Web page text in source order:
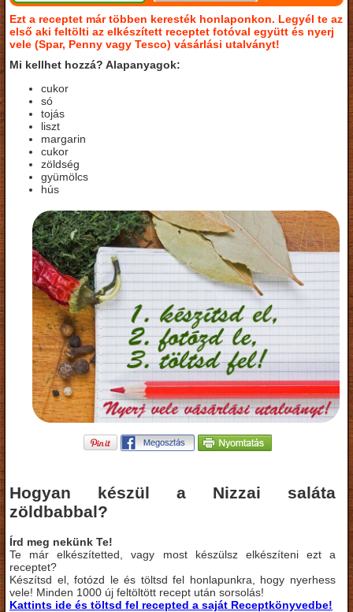
Ezt a receptet már többen keresték honlaponkon. Legyél te az
első aki feltölti az elkészített receptet fotóval együtt és nyerj
vele (Spar, Penny vagy Tesco) vásárlási utalványt!
Mi kellhet hozzá? Alapanyagok:
cukor
só
tojás
liszt
margarin
cukor
zöldség
gyümölcs
hús
Hogyan készül a Nizzai saláta
zöldbabbal?
Írd meg nekünk Te!
Te már elkészítetted, vagy most készülsz elkészíteni ezt a
receptet?
Készítsd el, fotózd le és töltsd fel honlapunkra, hogy nyerhess
vele! Minden 1000 új feltöltött recept után sorsolás!
Kattints ide és töltsd fel recepted a saját Receptkönyvedbe!